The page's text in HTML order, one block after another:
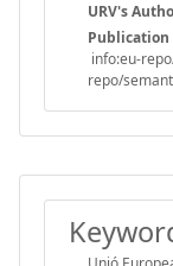
URV's
Publication
info:eu-
repo/